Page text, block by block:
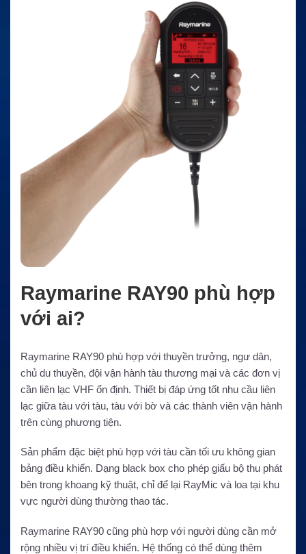
Raymarine RAY90 phù hợp
với ai?
Raymarine RAY90 phù hợp với thuyền trưởng, ngư dân,
chủ du thuyền, đội vận hành tàu thương mại và các đơn vị
cần liên lạc VHF ổn định. Thiết bị đáp ứng tốt nhu cầu liên
lạc giữa tàu với tàu, tàu với bờ và các thành viên vận hành
trên cùng phương tiện.
Sản phẩm đặc biệt phù hợp với tàu cần tối ưu không gian
bảng điều khiển. Dạng black box cho phép giấu bộ thu phát
bên trong khoang kỹ thuật, chỉ để lại RayMic và loa tại khu
vực người dùng thường thao tác.
Raymarine RAY90 cũng phù hợp với người dùng cần mở
rộng nhiều vị trí điều khiển. Hệ thống có thể dùng thêm